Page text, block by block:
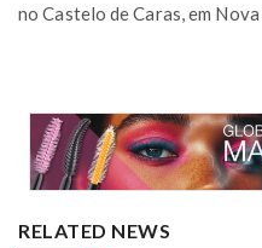
no Castelo de Caras, em Nova
RELATED NEWS